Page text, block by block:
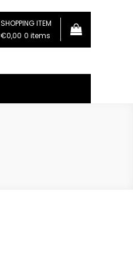
SHOPPING ITEM
€0,00 0 items